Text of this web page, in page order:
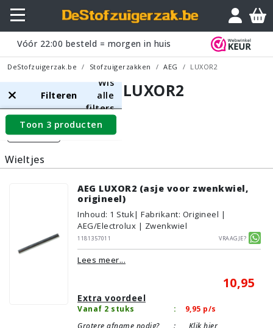
Vóór 22:00 besteld = morgen in huis
DeStofzuigerzak.be Stofzuigerzakken AEG LUXOR2
AEG LUXOR2
Filters
Filteren
Wis
alle
filters
Toon 3 producten
Wieltjes
AEG LUXOR2 (asje voor zwenkwiel,
origineel)
Inhoud: 1 Stuk| Fabrikant: Origineel |
AEG/Electrolux | Zwenkwiel
1181357011
Vraagje?
Lees meer...
10,95
Extra voordeel
Vanaf 2 stuks : 9,95 p/s
Grotere afname nodig?
: Klik hier